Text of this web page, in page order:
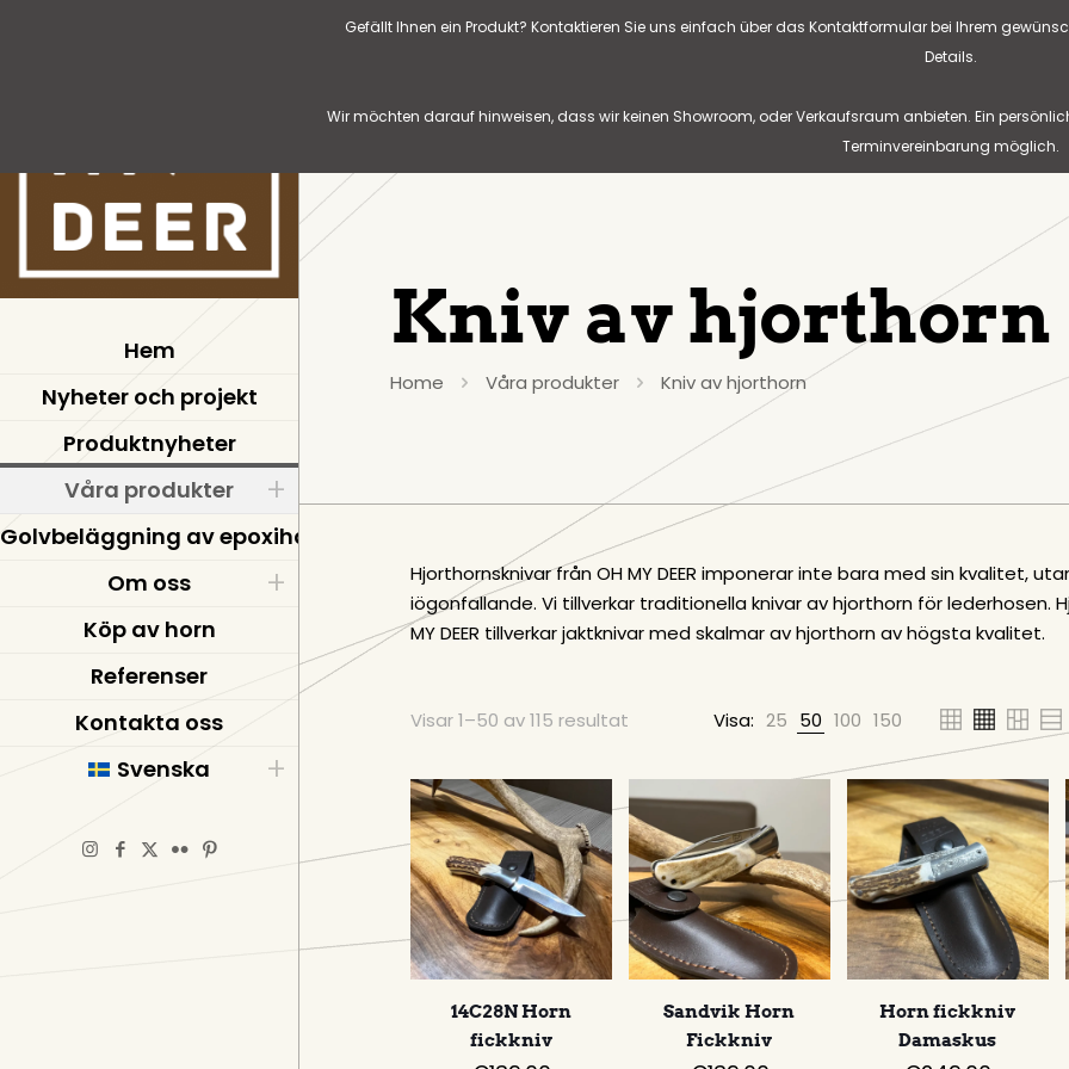
Gefällt Ihnen ein Produkt? Kontaktieren Sie uns einfach über das Kontaktformular bei Ihrem
Details.
Wir möchten darauf hinweisen, dass wir keinen Showroom, oder Verkaufsraum anbieten. Ein
Terminvereinbarung möglich.
Hem
Nyheter och projekt
Produktnyheter
Våra produkter
Golvbeläggning av epoxiharts
Om oss
Köp av horn
Referenser
Kontakta oss
Svenska
Kniv av hjorthorn
Home Våra produkter Kniv av hjorthorn
Hjorthornsknivar från OH MY DEER imponerar inte bara med sin kvalitet,
iögonfallande. Vi tillverkar traditionella knivar av hjorthorn för lederhosen.
MY DEER tillverkar jaktknivar med skalmar av hjorthorn av högsta kvalitet.
Visar 1–50 av 115 resultat Visa: 25 50 100 150
14C28N Horn
fickkniv
Sandvik Horn
Fickkniv
Horn fickkniv
Damaskus